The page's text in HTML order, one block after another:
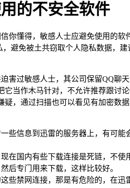
的不安全软件
你懂得，敏感人士应避免使用的软
避免被土共窃取个人隐私数据，建
害过敏感人士，其公司保留QQ聊
它当作木马针对，不允许推荐跟讨
，通过扫描也可以看见有加密数
些信息到迅雷的服务器上，有可
在国内有些下载连接是死链，不
后专门用来下载，这样比较好。
些禁网连接，那是有危险的，在迅